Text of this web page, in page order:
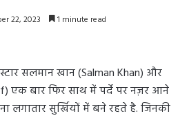
22, 2023 1 minute read
सलमान खान (Salman Khan) और
एक बार फिर साथ में पर्दे पर नज़र आने
लगातार सुर्खियों में बने रहते है. जिनकी